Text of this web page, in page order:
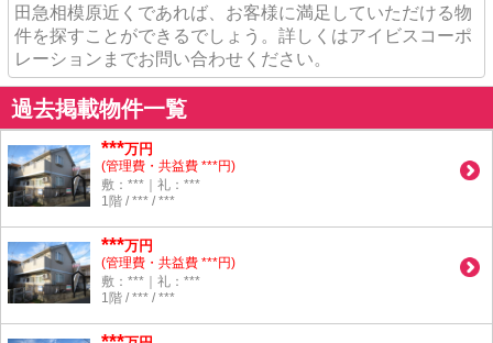
田急相模原近くであれば、お客様に満足していただける物
件を探すことができるでしょう。詳しくはアイビスコーポ
レーションまでお問い合わせください。
過去掲載物件一覧
***万円
(管理費・共益費 ***円)
敷：***｜礼：***
1階 / *** / ***
***万円
(管理費・共益費 ***円)
敷：***｜礼：***
1階 / *** / ***